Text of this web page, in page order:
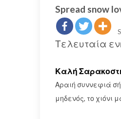
Spread snow
Τελευταία
Καλή
Αραιή συννεφιά
μηδενός, το